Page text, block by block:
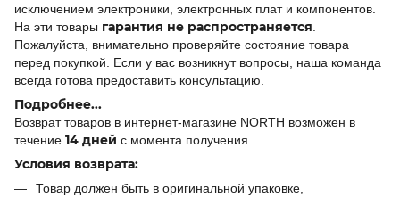
исключением электроники, электронных плат и компонентов.
На эти товары гарантия не распространяется
Пожалуйста, внимательно проверяйте состояние товара
перед покупкой. Если у вас возникнут вопросы, наша команда
всегда готова предоставить консультацию.
Подробнее...
Возврат товаров в интернет-магазине NORTH возможен в
течение 14 дней с момента получения.
Условия возврата:
Товар должен быть в оригинальной упаковке,